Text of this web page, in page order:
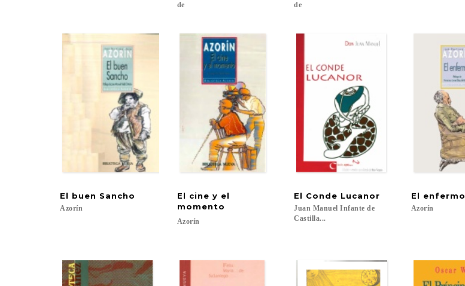
de
de
El buen Sancho
Azorín
El cine y el
momento
Azorín
El Conde Lucanor
Juan Manuel Infante de
Castilla...
El enfermo
Azorín